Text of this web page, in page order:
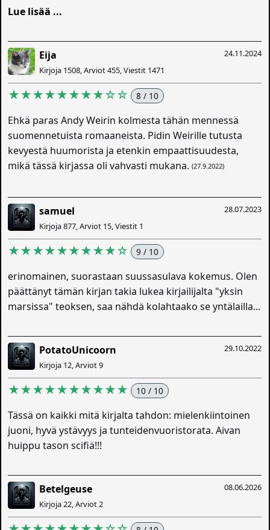
Lue lisää ...
24.11.2024
Eija
Kirjoja 1508, Arviot 455, Viestit 1471
★★★★★★★★☆☆ 8 / 10
Ehkä paras Andy Weirin kolmesta tähän mennessä
suomennetuista romaaneista. Pidin Weirille tutusta
kevyestä huumorista ja etenkin empaattisuudesta,
mikä tässä kirjassa oli vahvasti mukana.(27.9.2022)
28.07.2023
samuel
Kirjoja 877, Arviot 15, Viestit 1
★★★★★★★★★☆ 9 / 10
erinomainen, suorastaan suussasulava kokemus. Olen
päättänyt tämän kirjan takia lukea kirjailijalta "yksin
marsissa" teoksen, saa nähdä kolahtaako se yntälailla...
29.10.2022
PotatoUnicoorn
Kirjoja 12, Arviot 9
★★★★★★★★★★ 10 / 10
Tässä on kaikki mitä kirjalta tahdon: mielenkiintoinen
juoni, hyvä ystävyys ja tunteidenvuoristorata. Aivan
huippu tason scifiä!!!
08.06.2026
Betelgeuse
Kirjoja 22, Arviot 2